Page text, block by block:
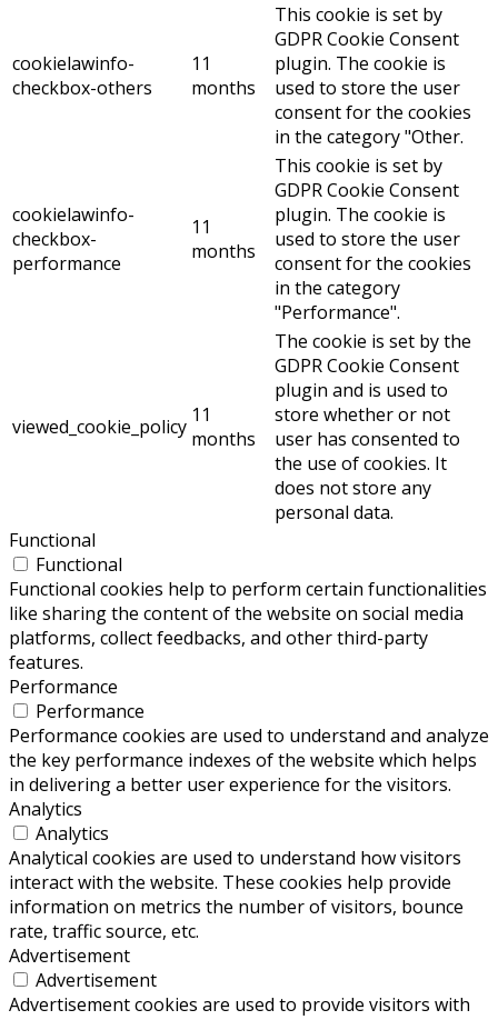
cookielawinfo-
checkbox-others
11
months
This cookie is set by
GDPR Cookie Consent
plugin. The cookie is
used to store the user
consent for the cookies
in the category "Other.
cookielawinfo-
checkbox-
performance
11
months
This cookie is set by
GDPR Cookie Consent
plugin. The cookie is
used to store the user
consent for the cookies
in the category
"Performance".
viewed_cookie_policy 11
months
The cookie is set by the
GDPR Cookie Consent
plugin and is used to
store whether or not
user has consented to
the use of cookies. It
does not store any
personal data.
Functional
Functional
Functional cookies help to perform certain functionalities
like sharing the content of the website on social media
platforms, collect feedbacks, and other third-party
features.
Performance
Performance
Performance cookies are used to understand and analyze
the key performance indexes of the website which helps
in delivering a better user experience for the visitors.
Analytics
Analytics
Analytical cookies are used to understand how visitors
interact with the website. These cookies help provide
information on metrics the number of visitors, bounce
rate, traffic source, etc.
Advertisement
Advertisement
Advertisement cookies are used to provide visitors with